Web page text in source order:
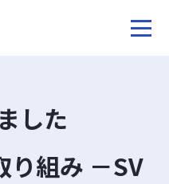
した
り組み －SV